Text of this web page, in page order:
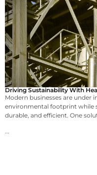
Driving Sustainability With
Modern businesses are under
environmental footprint while
durable, and efficient. One
...